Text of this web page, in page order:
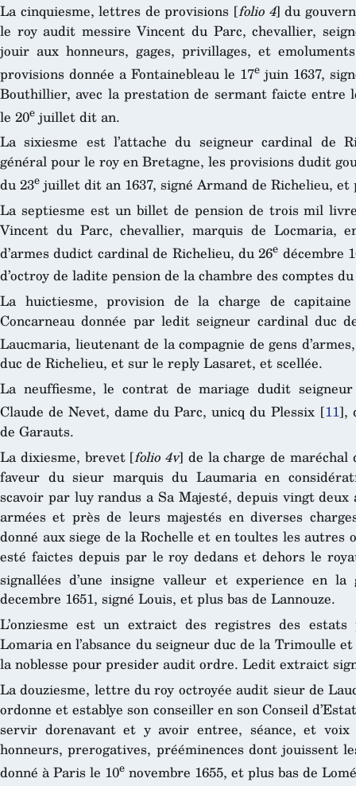
La cinquiesme, lettres de provisions [folio 4] du
le roy audit messire Vincent du Parc, chevallier,
jouir aux honneurs, gages, privillages, et
provisions donnée a Fontainebleau le 17ejuin 1637,
Bouthillier, avec la prestation de sermant faicte entre
le 20e juillet dit an.
La sixiesme est l’attache du seigneur cardinal de
général pour le roy en Bretagne, les provisions dudit
du 23e juillet dit an 1637, signé Armand de Richelieu, et
La septiesme est un billet de pension de trois mil
Vincent du Parc, chevallier, marquis de Locmaria,
d’armes dudict cardinal de Richelieu, du 26e décembre
d’octroy de ladite pension de la chambre des comptes
La huictiesme, provision de la charge de
Concarneau donnée par ledit seigneur cardinal duc
Laucmaria, lieutenant de la compagnie de gens
duc de Richelieu, et sur le reply Lasaret, et scellée.
La neuffiesme, le contrat de mariage dudit
Claude de Nevet, dame du Parc, unicq du Plessix[11],
de Garauts.
La dixiesme, brevet [folio 4v] de la charge de maréchal
faveur du sieur marquis du Laumaria en
scavoir par luy randus a Sa Majesté, depuis vingt deux
armées et près de leurs majestés en diverses
donné aux siege de la Rochelle et en toultes les autres
esté faictes depuis par le roy dedans et dehors le
signallées d’une insigne valleur et experience en
decembre 1651, signé Louis, et plus bas de Lannouze.
L’onziesme est un extraict des registres des
Lomaria en l’absance du seigneur duc de la Trimoulle
la noblesse pour presider audit ordre. Ledit extraict
La douziesme, lettre du roy octroyée audit sieur de
ordonne et establye son conseiller en son Conseil
servir dorenavant et y avoir entree, séance, et
honneurs, prerogatives, prééminences dont jouissent
donné à Paris le 10e novembre 1655, et plus bas de